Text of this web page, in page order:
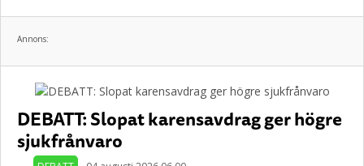
Annons:
DEBATT: Slopat karensavdrag ger högre
sjukfrånvaro